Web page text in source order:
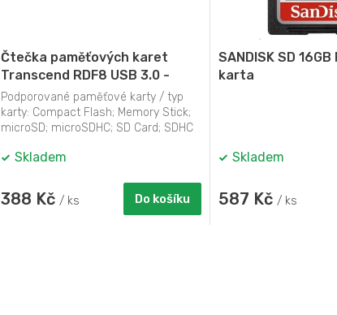
Čtečka paměťových karet
Transcend RDF8 USB 3.0 -
černá
Podporované paměťové karty / typ
karty: Compact Flash; Memory Stick;
microSD; microSDHC; SD Card; SDHC
Skladem
388 Kč / ks Do košíku
SANDISK SD
karta
Skladem
587 Kč / ks